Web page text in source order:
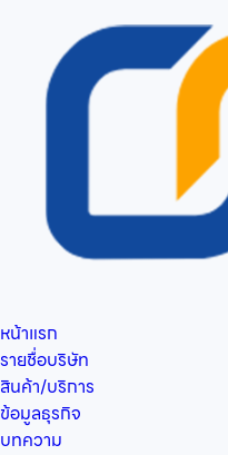
หน้าแรก
รายชื่อบริษัท
สินค้า/บริการ
ข้อมูลธุรกิจ
บทความ